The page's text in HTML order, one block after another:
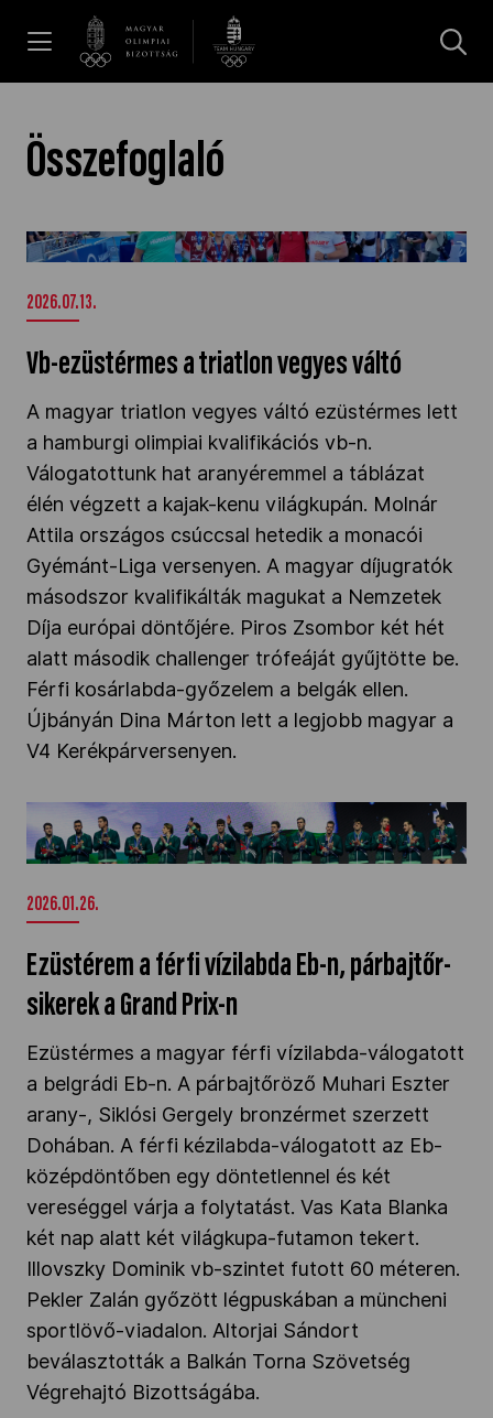
Hírek
Dakar 2026
Los Angeles 2028
MOB
Kettőskarrier-program
NOB
Társszervezetek
Adatbank
Összefoglaló
Vb-ezüstérmes a triatlon vegyes váltó" />
2026.07.13.
Vb-ezüstérmes a triatlon vegyes váltó
A magyar triatlon vegyes váltó ezüstérmes lett
a hamburgi olimpiai kvalifikációs vb-n.
Válogatottunk hat aranyéremmel a táblázat
élén végzett a kajak-kenu világkupán. Molnár
Attila országos csúccsal hetedik a monacói
Gyémánt-Liga versenyen. A magyar díjugratók
másodszor kvalifikálták magukat a Nemzetek
Díja európai döntőjére. Piros Zsombor két hét
alatt második challenger trófeáját gyűjtötte be.
Férfi kosárlabda-győzelem a belgák ellen.
Újbányán Dina Márton lett a legjobb magyar a
V4 Kerékpárversenyen.
Ezüstérem a férfi vízilabda Eb-n, párbajtőr-
sikerek a Grand Prix-n" />
2026.01.26.
Ezüstérem a férfi vízilabda Eb-n, párbajtőr-
sikerek a Grand Prix-n
Ezüstérmes a magyar férfi vízilabda-válogatott
a belgrádi Eb-n. A párbajtőröző Muhari Eszter
arany-, Siklósi Gergely bronzérmet szerzett
Dohában. A férfi kézilabda-válogatott az Eb-
középdöntőben egy döntetlennel és két
vereséggel várja a folytatást. Vas Kata Blanka
két nap alatt két világkupa-futamon tekert.
Illovszky Dominik vb-szintet futott 60 méteren.
Pekler Zalán győzött légpuskában a müncheni
sportlövő-viadalon. Altorjai Sándort
beválasztották a Balkán Torna Szövetség
Végrehajtó Bizottságába.